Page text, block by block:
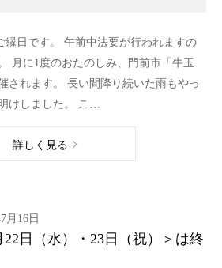
縁日です。 午前中法要が行われますの
月に1度のおたのしみ、門前市「牛玉
されます。 長い間降り続いた雨もやっ
けしました。 こ…
詳しく見る
月16日
日（水）・23日（祝）＞は終